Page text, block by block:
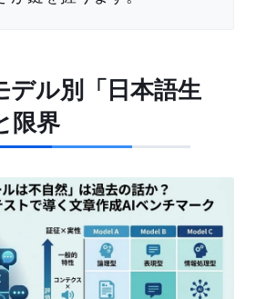
デル別「日本語生
限界